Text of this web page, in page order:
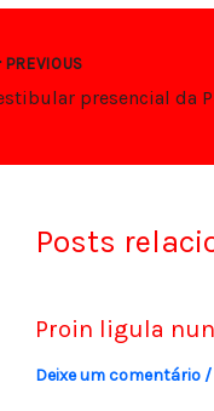
PREVIOUS
Posts
Proin ligula
Deixe um comentário /